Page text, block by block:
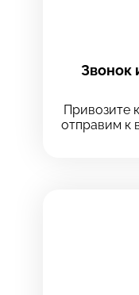
Звонок
Привозите
отправим к
Выберите
Выберите